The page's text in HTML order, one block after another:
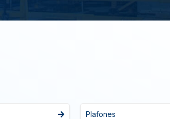
Plafones